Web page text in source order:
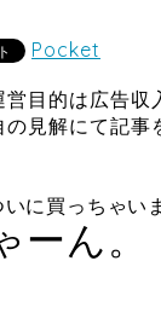
Pocket
営目的は広告
見解にて記事
に買っちゃい
ーん。